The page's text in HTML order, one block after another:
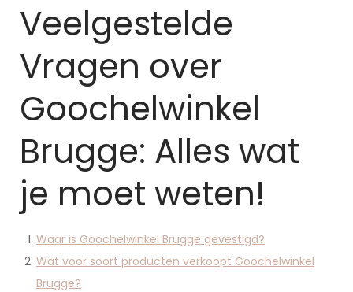
Veelgestelde
Vragen over
Goochelwinkel
Brugge: Alles wat
je moet weten!
Waar is Goochelwinkel Brugge gevestigd?
Wat voor soort producten verkoopt Goochelwinkel
Brugge?